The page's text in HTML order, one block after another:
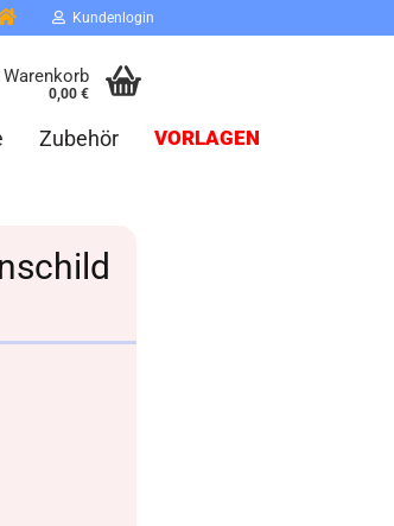
Kundenlogin
Warenkorb
0,00 €
Zubehör VORLAGEN